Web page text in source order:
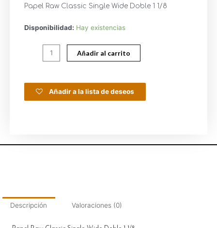
Papel Raw Classic Single Wide Doble 1 1/8
Disponibilidad: Hay existencias
Añadir al carrito
Añadir a la lista de deseos
Descripción Valoraciones (0)